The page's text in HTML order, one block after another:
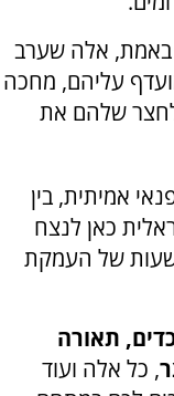
באמת, אלה שערב
עליהם, מחכה
לחצר שלהם את
אמיתית, בין
כאן לנצח
של העמקת
תאורה
, כל אלה ועוד